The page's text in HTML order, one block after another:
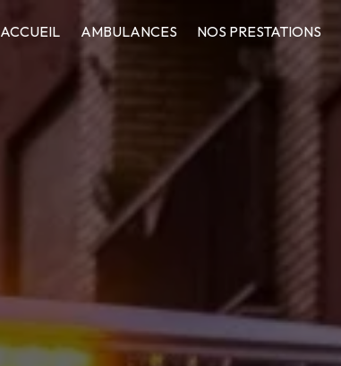
ACCUEIL AMBULANCES NOS PRESTATIONS